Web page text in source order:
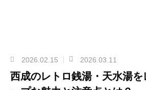
2026.02.15 2026.03.11
西成のレトロ銭湯・天水湯を